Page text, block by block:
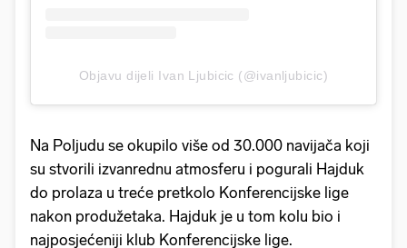
Objavu dijeli Ivan Ljubicic (@ivanljubicic)
Na Poljudu se okupilo više od 30.000 navijača koji
su stvorili izvanrednu atmosferu i pogurali Hajduk
do prolaza u treće pretkolo Konferencijske lige
nakon produžetaka. Hajduk je u tom kolu bio i
najposjećeniji klub Konferencijske lige.